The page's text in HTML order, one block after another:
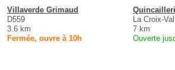
Villaverde Grimaud
D559
3.6 km
Fermée, ouvre à 10h
La Croix-
7 km
Ouverte